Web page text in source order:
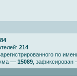
214
по
— 15089 ,